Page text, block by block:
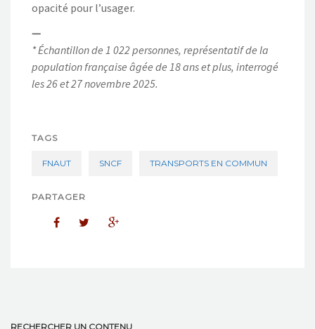
opacité pour l’usager.
—
* Échantillon de 1 022 personnes, représentatif de la
population française âgée de 18 ans et plus, interrogé
les 26 et 27 novembre 2025.
TAGS
FNAUT SNCF TRANSPORTS EN COMMUN
PARTAGER
RECHERCHER UN CONTENU